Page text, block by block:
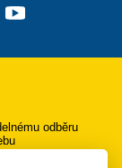
odběru